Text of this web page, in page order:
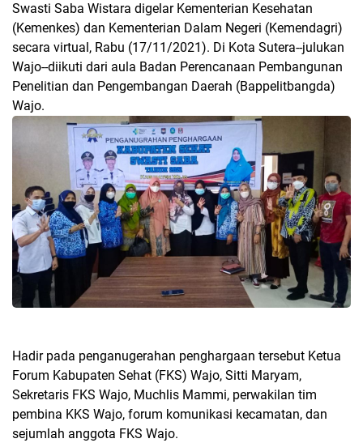
Swasti Saba Wistara digelar Kementerian Kesehatan
(Kemenkes) dan Kementerian Dalam Negeri (Kemendagri)
secara virtual, Rabu (17/11/2021). Di Kota Sutera--julukan
Wajo--diikuti dari aula Badan Perencanaan Pembangunan
Penelitian dan Pengembangan Daerah (Bappelitbangda)
Wajo.
Hadir pada penganugerahan penghargaan tersebut Ketua
Forum Kabupaten Sehat (FKS) Wajo, Sitti Maryam,
Sekretaris FKS Wajo, Muchlis Mammi, perwakilan tim
pembina KKS Wajo, forum komunikasi kecamatan, dan
sejumlah anggota FKS Wajo.